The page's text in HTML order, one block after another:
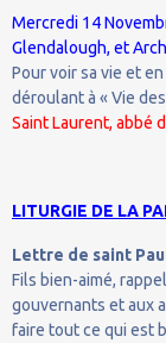
Mercredi 14
Glendalough, et
Pour voir sa vie et
déroulant à « Vie
Saint Laurent, abbé
LITURGIE DE LA
Lettre de saint
Fils bien-aimé,
gouvernants et aux
faire tout ce qui est